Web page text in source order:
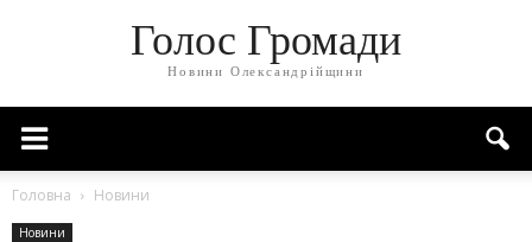
Голос Громади
Новини Олександрійщини
Головна Новини
Новини